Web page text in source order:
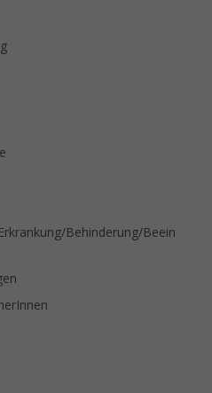
Behinderung/Beein